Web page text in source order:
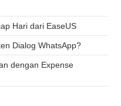
Hari dari EaseUS
Dialog WhatsApp?
dengan Expense